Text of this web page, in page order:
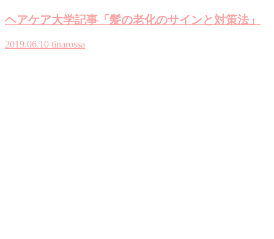
ヘアケア大学記事「髪の老化のサインと対策法」
2019.06.10 tinarossa